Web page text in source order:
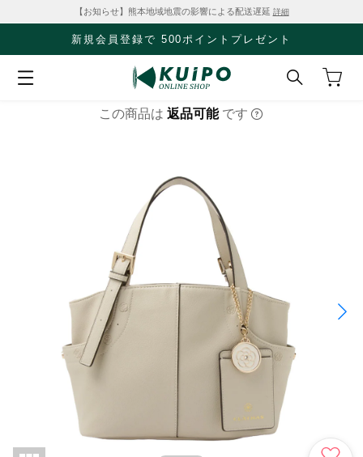
【お知らせ】熊本地域地震の影響による配送遅延 詳細
新規会員登録で 500ポイントプレゼント
この商品は 返品可能 です